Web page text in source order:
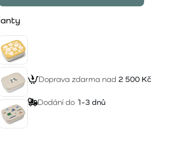
Doprava zdarma nad 2 500 Kč
Dodání do 1-3 dnů